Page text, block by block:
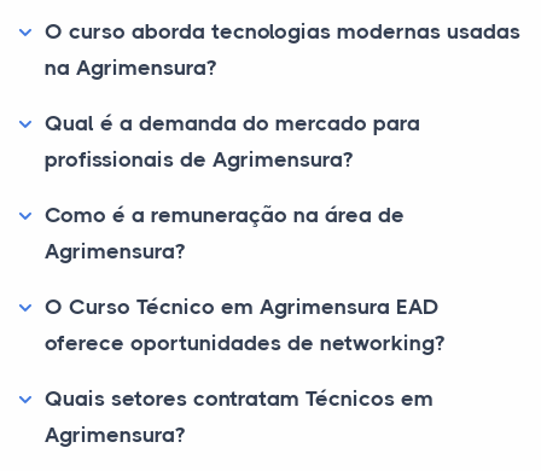
O curso aborda tecnologias modernas usadas
na Agrimensura?
Qual é a demanda do mercado para
profissionais de Agrimensura?
Como é a remuneração na área de
Agrimensura?
O Curso Técnico em Agrimensura EAD
oferece oportunidades de networking?
Quais setores contratam Técnicos em
Agrimensura?